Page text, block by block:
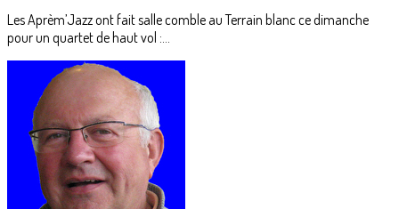
Les Aprèm’Jazz ont fait salle comble au Terrain blanc ce dimanche
pour un quartet de haut vol :...